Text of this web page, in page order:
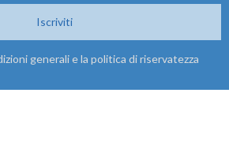
Iscriviti
generali e la politica di riservatezza